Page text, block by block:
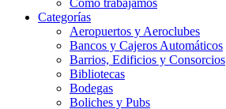
Categorías
Aeropuertos y Aeroclubes
Bancos y Cajeros Automáticos
Barrios, Edificios y Consorcios
Bibliotecas
Bodegas
Boliches y Pubs